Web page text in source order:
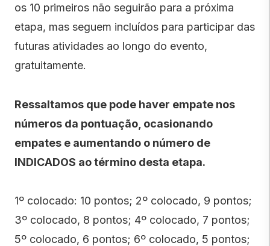
os 10 primeiros não seguirão para a próxima
etapa, mas seguem incluídos para participar das
futuras atividades ao longo do evento,
gratuitamente.
Ressaltamos que pode haver empate nos
números da pontuação, ocasionando
empates e aumentando o número de
INDICADOS ao término desta etapa.
1º colocado: 10 pontos; 2º colocado, 9 pontos;
3º colocado, 8 pontos; 4º colocado, 7 pontos;
5º colocado, 6 pontos; 6º colocado, 5 pontos;